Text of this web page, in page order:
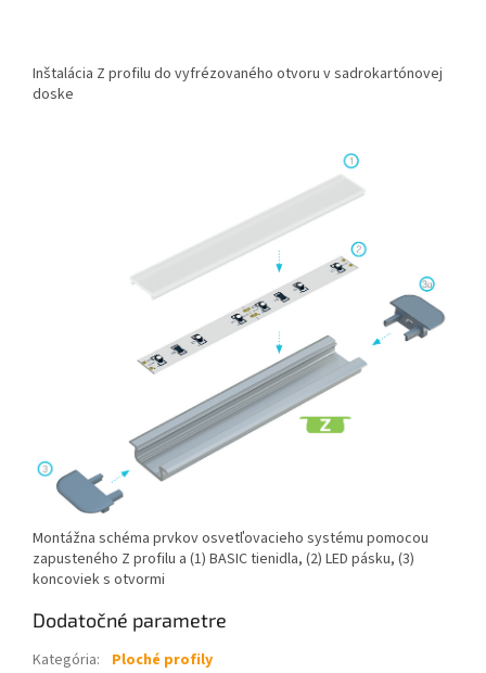
Inštalácia Z profilu do vyfrézovaného otvoru v sadrokartónovej
doske
Montážna schéma prvkov osvetľovacieho systému pomocou
zapusteného Z profilu a (1) BASIC tienidla, (2) LED pásku, (3)
koncoviek s otvormi
Dodatočné parametre
Kategória:
Ploché profily